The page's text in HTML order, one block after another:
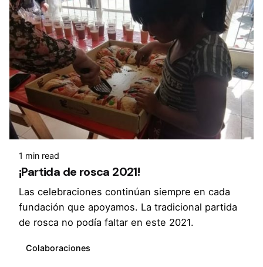
1 min read
¡Partida de rosca 2021!
Las celebraciones continúan siempre en cada
fundación que apoyamos. La tradicional partida
de rosca no podía faltar en este 2021.
Colaboraciones